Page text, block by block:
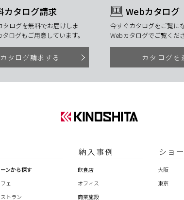
カタログ請求
タログを無料でお届けしま
ログもご用意しています。
カタログ請求する
Webカタログ
今すぐカタログをご覧に
Webカタログでご覧くだ
カタログを
ンから探す
ェ
トラン
納入事例
飲食店
オフィス
商業施設
ショ
大阪
東京